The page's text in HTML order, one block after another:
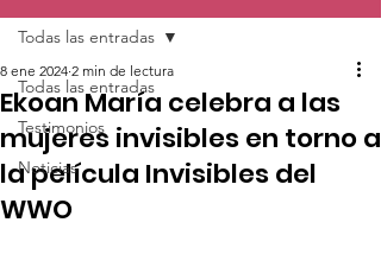
Todas las entradas
Testimonios
Noticias
Todas las entradas
Ekoan María celebra a las
mujeres invisibles en torno a
la película Invisibles del
WWO
8 ene 2024 2 min de lectura